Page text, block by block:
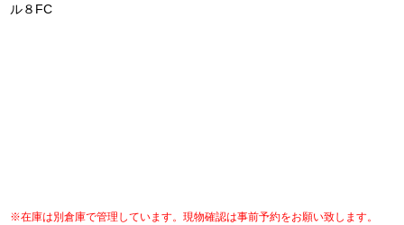
ル８FC
※在庫は別倉庫で管理しています。現物確認は事前予約をお願い致します。